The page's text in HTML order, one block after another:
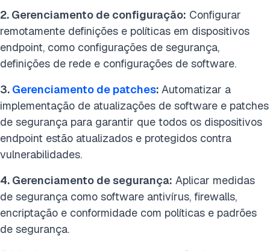
2. Gerenciamento de configuração: Configurar
remotamente definições e políticas em dispositivos
endpoint, como configurações de segurança,
definições de rede e configurações de software.
3. Gerenciamento de patches: Automatizar a
implementação de atualizações de software e patches
de segurança para garantir que todos os dispositivos
endpoint estão atualizados e protegidos contra
vulnerabilidades.
4. Gerenciamento de segurança: Aplicar medidas
de segurança como software antivírus, firewalls,
encriptação e conformidade com políticas e padrões
de segurança.